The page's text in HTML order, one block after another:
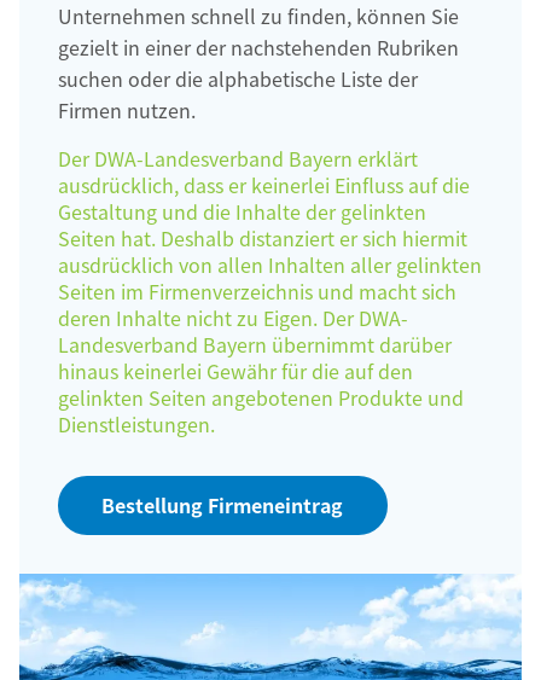
Unternehmen schnell zu finden, können Sie
gezielt in einer der nachstehenden Rubriken
suchen oder die alphabetische Liste der
Firmen nutzen.
Der DWA-Landesverband Bayern erklärt
ausdrücklich, dass er keinerlei Einfluss auf die
Gestaltung und die Inhalte der gelinkten
Seiten hat. Deshalb distanziert er sich hiermit
ausdrücklich von allen Inhalten aller gelinkten
Seiten im Firmenverzeichnis und macht sich
deren Inhalte nicht zu Eigen. Der DWA-
Landesverband Bayern übernimmt darüber
hinaus keinerlei Gewähr für die auf den
gelinkten Seiten angebotenen Produkte und
Dienstleistungen.
Bestellung Firmeneintrag